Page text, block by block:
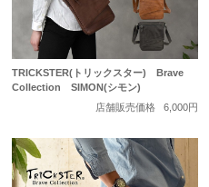
TRICKSTER(トリックスター) Brave
Collection SIMON(シモン)
店舗販売価格
6,000円